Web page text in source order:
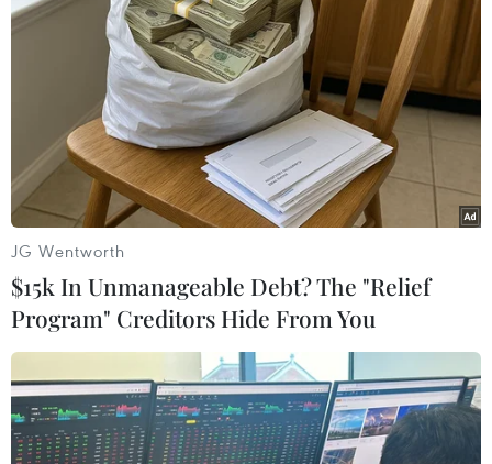
Hình ảnh rùa lên Bãi Cát Lớn-Hòn Bảy Cạnh ở Vườn quốc gia
Côn Đảo đẻ trứng. (Ảnh: TTXVN phát)
JG Wentworth
$15k In Unmanageable Debt? The "Relief
Program" Creditors Hide From You